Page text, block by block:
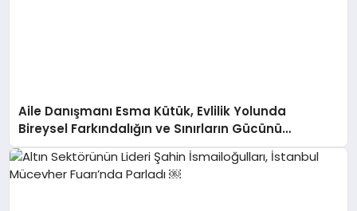
Aile Danışmanı Esma Kütük, Evlilik Yolunda
Bireysel Farkındalığın ve Sınırların Gücünü
Anlatıyor